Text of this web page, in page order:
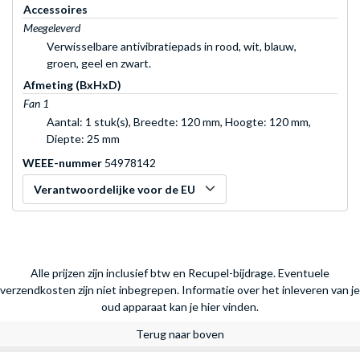
Accessoires
Meegeleverd
Verwisselbare antivibratiepads in rood, wit, blauw,
groen, geel en zwart.
Afmeting (BxHxD)
Fan 1
Aantal: 1 stuk(s), Breedte: 120 mm, Hoogte: 120 mm,
Diepte: 25 mm
WEEE-nummer 54978142
Verantwoordelijke voor de EU
Alle prijzen zijn inclusief btw en Recupel-bijdrage. Eventuele
verzendkosten zijn niet inbegrepen. Informatie over het inleveren van je
oud apparaat kan je hier vinden.
Terug naar boven